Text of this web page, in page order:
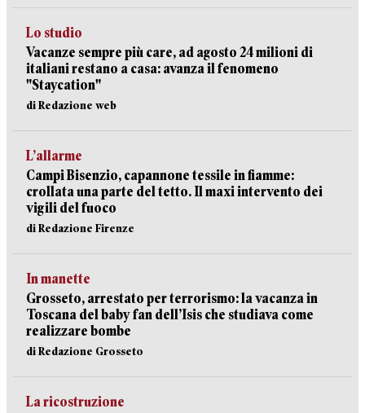
Lo studio
Vacanze sempre più care, ad agosto 24 milioni di
italiani restano a casa: avanza il fenomeno
"Staycation"
di Redazione web
L’allarme
Campi Bisenzio, capannone tessile in fiamme:
crollata una parte del tetto. Il maxi intervento dei
vigili del fuoco
di Redazione Firenze
In manette
Grosseto, arrestato per terrorismo: la vacanza in
Toscana del baby fan dell’Isis che studiava come
realizzare bombe
di Redazione Grosseto
La ricostruzione